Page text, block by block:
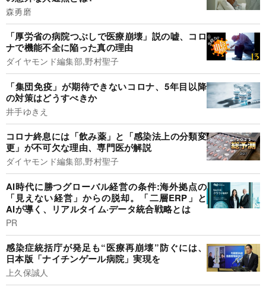
森勇磨
「厚労省の病院つぶしで医療崩壊」説の嘘、コロ
ナで機能不全に陥った真の理由
ダイヤモンド編集部,野村聖子
「集団免疫」が期待できないコロナ、5年目以降
の対策はどうすべきか
井手ゆきえ
コロナ終息には「飲み薬」と「感染法上の分類変
更」が不可欠な理由、専門医が解説
ダイヤモンド編集部,野村聖子
AI時代に勝つグローバル経営の条件:海外拠点の
「見えない経営」からの脱却。「二層ERP」と
AIが導く、リアルタイム·データ統合戦略とは
PR
感染症統括庁が発足も“医療再崩壊”防ぐには、
日本版「ナイチンゲール病院」実現を
上久保誠人